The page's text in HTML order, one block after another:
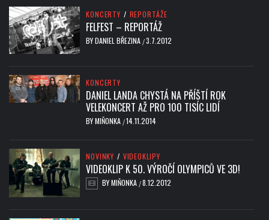
KONCERTY / REPORTÁŽE
FELFEST – REPORTÁŽ
BYDANIEL BŘEZINA /3.7.2012
KONCERTY
DANIEL LANDA CHYSTÁ NA PŘÍŠTÍ ROK
VELEKONCERT AŽ PRO 100 TISÍC LIDÍ
BYMIŇONKA /14.11.2014
NOVINKY / VIDEOKLIPY
VIDEOKLIP K 50. VÝROČÍ OLYMPICŮ VE 3D!
BYMIŇONKA /8.12.2012